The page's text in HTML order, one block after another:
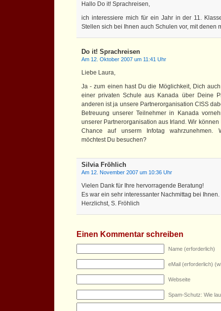
Hallo Do it! Sprachreisen,
ich interessiere mich für ein Jahr in der 11.
Stellen sich bei Ihnen auch Schulen vor, mit denen
Do it! Sprachreisen
Am 12. Oktober 2007 um 11:41 Uhr
Liebe Laura,
Ja - zum einen hast Du die Möglichkeit, Dich
einer privaten Schule aus Kanada über Deine
anderen ist ja unsere Partnerorganisation CISS
Betreuung unserer Teilnehmer in Kanada
unserer Partnerorganisation aus Irland. Wir
Chance auf unserm Infotag wahrzunehmen.
möchtest Du besuchen?
Silvia Fröhlich
Am 12. November 2007 um 10:36 Uhr
Vielen Dank für Ihre hervorragende Beratung!
Es war ein sehr interessanter Nachmittag bei Ihnen.
Herzlichst, S. Fröhlich
Einen Kommentar schreiben
Name (erforderlich)
eMail (erforderlich)
Webseite
Spam-Schutz: Wie